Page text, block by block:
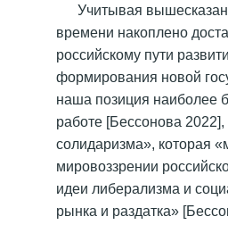
Учитывая
времени накоплено
российскому пути
формирования новой
наша позиция наиболее
работе [Бессонова 2022],
солидаризма», которая
мировоззрении
идеи либерализма и
рынка и раздатка»